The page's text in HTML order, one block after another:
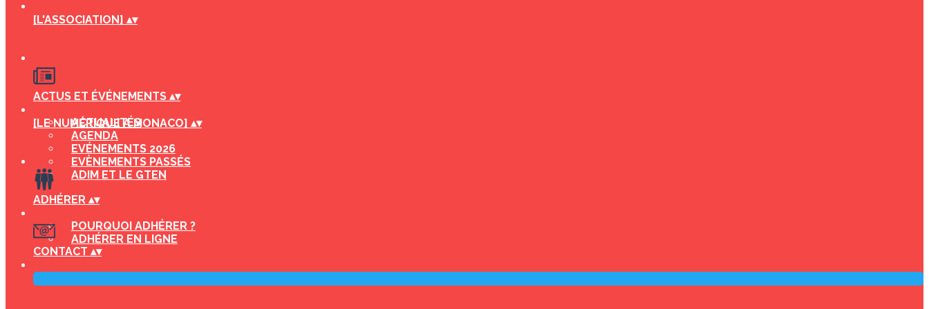
[L'ASSOCIATION] ▴▾
ACTUS ET ÉVÉNEMENTS ▴▾
ACTUALITÉS
AGENDA
EVÉNEMENTS 2026
EVÈNEMENTS PASSÉS
ADIM ET LE GTEN
[LE NUMÉRIQUE A MONACO] ▴▾
ADHÉRER ▴▾
POURQUOI ADHÉRER ?
ADHÉRER EN LIGNE
CONTACT ▴▾